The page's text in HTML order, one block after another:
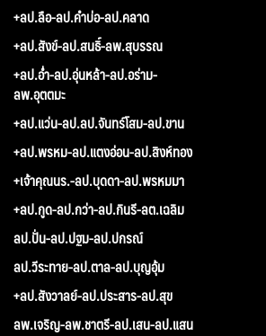
+ลป.ลือ-ลป.คำบ่อ-ลป.คลาด
+ลป.สังข์-ลป.สนธิ์-ลพ.สุบรรณ
+ลป.อ่ำ-ลป.อุ่นหล้า-ลป.อร่าม-
ลพ.อุตตมะ
+ลป.แว่น-ลป.ลป.จันทร์โสม-ลป.ขาน
+ลป.พรหม-ลป.แตงอ่อน-ลป.สิงห์ทอง
+เจ้าคุณนร.-ลป.บุดดา-ลป.พรหมมา
+ลป.กูด-ลป.กว่า-ลป.กินรี-ลต.เฉลิม
ลป.ปั่น-ลป.ปฐม-ลป.ปกรณ์
ลป.วีระทาย-ลป.ตาล-ลป.บุญอุ้ม
+ลป.สังวาลย์-ลป.ประสาร-ลป.สุข
ลพ.เจริญ-ลพ.ชาตรี-ลป.เสน-ลป.แสน